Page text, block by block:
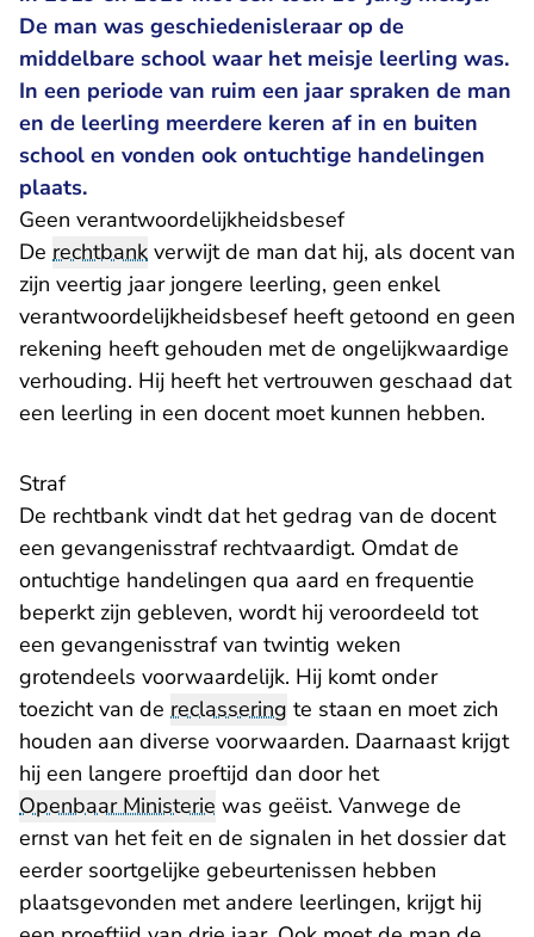
De man was geschiedenisleraar op de
middelbare school waar het meisje leerling was.
In een periode van ruim een jaar spraken de man
en de leerling meerdere keren af in en buiten
school en vonden ook ontuchtige handelingen
plaats.
Geen verantwoordelijkheidsbesef
De rechtbank verwijt de man dat hij, als docent van
zijn veertig jaar jongere leerling, geen enkel
verantwoordelijkheidsbesef heeft getoond en geen
rekening heeft gehouden met de ongelijkwaardige
verhouding. Hij heeft het vertrouwen geschaad dat
een leerling in een docent moet kunnen hebben.
Straf
De rechtbank vindt dat het gedrag van de docent
een gevangenisstraf rechtvaardigt. Omdat de
ontuchtige handelingen qua aard en frequentie
beperkt zijn gebleven, wordt hij veroordeeld tot
een gevangenisstraf van twintig weken
grotendeels voorwaardelijk. Hij komt onder
toezicht van de reclassering te staan en moet zich
houden aan diverse voorwaarden. Daarnaast krijgt
hij een langere proeftijd dan door het
Openbaar Ministerie was geëist. Vanwege de
ernst van het feit en de signalen in het dossier dat
eerder soortgelijke gebeurtenissen hebben
plaatsgevonden met andere leerlingen, krijgt hij